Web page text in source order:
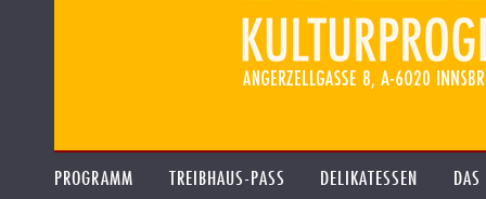
PROGRAMM TREIBHAUS-PASS DELIKATESSEN